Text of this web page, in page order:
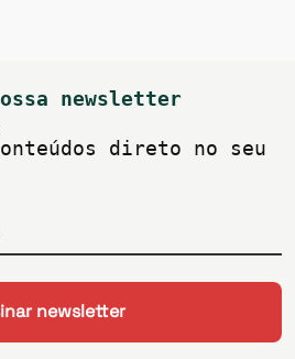
newsletter
direto no seu